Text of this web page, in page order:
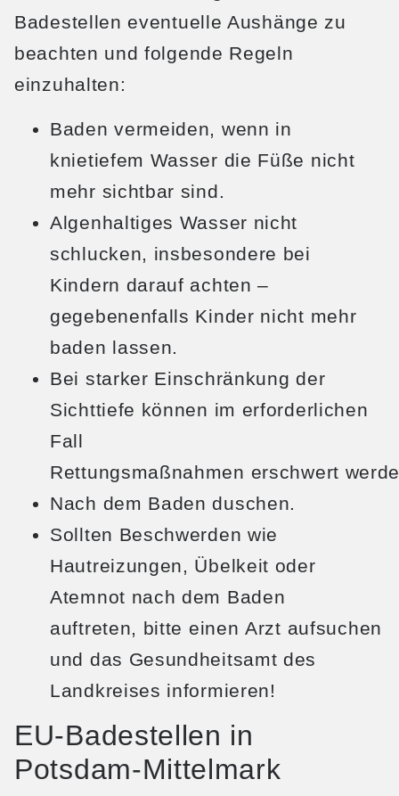
Badestellen eventuelle Aushänge zu
beachten und folgende Regeln
einzuhalten:
Baden vermeiden, wenn in
knietiefem Wasser die Füße nicht
mehr sichtbar sind.
Algenhaltiges Wasser nicht
schlucken, insbesondere bei
Kindern darauf achten –
gegebenenfalls Kinder nicht mehr
baden lassen.
Bei starker Einschränkung der
Sichttiefe können im erforderlichen
Fall
Rettungsmaßnahmen erschwert
Nach dem Baden duschen.
Sollten Beschwerden wie
Hautreizungen, Übelkeit oder
Atemnot nach dem Baden
auftreten, bitte einen Arzt aufsuchen
und das Gesundheitsamt des
Landkreises informieren!
EU-Badestellen in
Potsdam-Mittelmark